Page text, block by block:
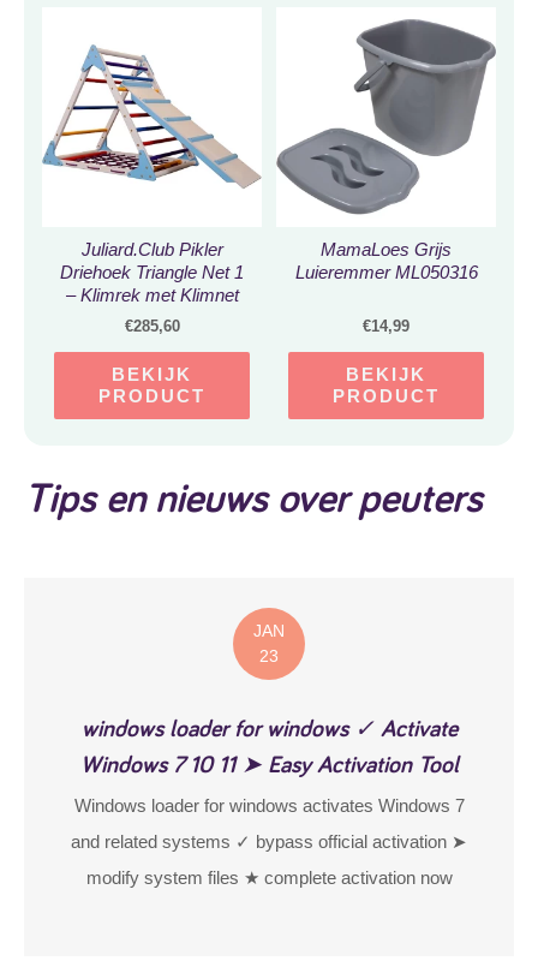
Juliard.Club Pikler
Driehoek Triangle Net 1
– Klimrek met Klimnet
en Glijbaan Klimbord –
kinderen – Klimtoren
voor peuters en kleuters
€285,60
BEKIJK
PRODUCT
MamaLoes Grijs
Luieremmer ML050316
€14,99
BEKIJK
PRODUCT
Tips en nieuws over peuters
JAN
23
windows loader for windows ✓ Activate
Windows 7 10 11 ➤ Easy Activation Tool
Windows loader for windows activates Windows 7
and related systems ✓ bypass official activation ➤
modify system files ★ complete activation now